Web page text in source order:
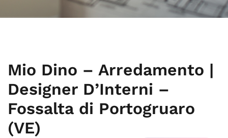
Mio Dino – Arredamento |
Designer D’Interni –
Fossalta di Portogruaro
(VE)